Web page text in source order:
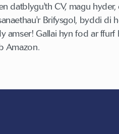
datblygu'th CV, magu
Brifysgol, byddi
amser! Gallai hyn fod ar
Amazon.